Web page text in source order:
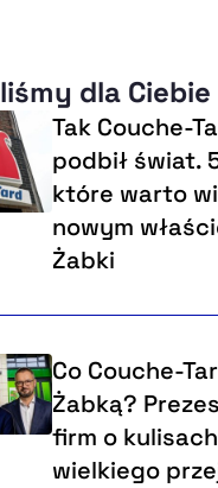
dla Ciebie
Tak Couche-
podbił świat.
które warto
nowym
Żabki
Co Couche-
Żabką?
firm o kulisach
wielkiego